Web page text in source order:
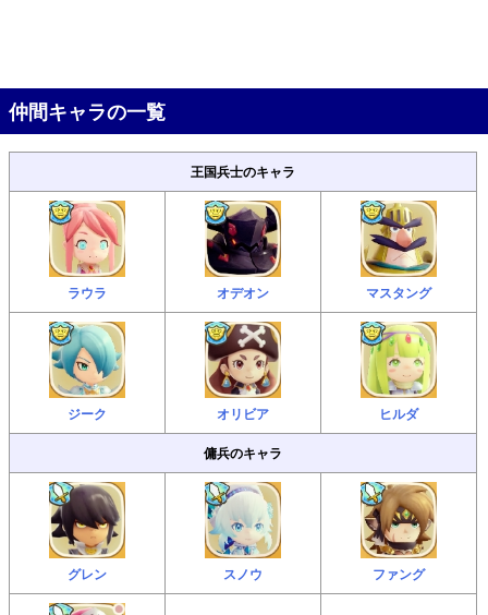
仲間キャラの一覧
王国兵士のキャラ
ラウラ オデオン マスタング
ジーク オリビア
ヒルダ
傭兵のキャラ
グレン スノウ ファング